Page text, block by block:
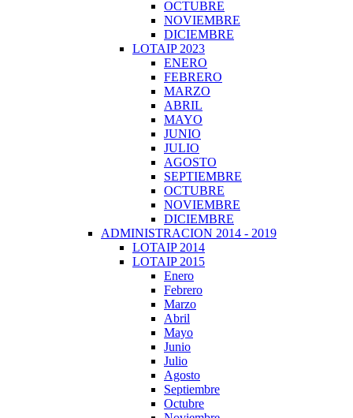
OCTUBRE
NOVIEMBRE
DICIEMBRE
LOTAIP 2023
ENERO
FEBRERO
MARZO
ABRIL
MAYO
JUNIO
JULIO
AGOSTO
SEPTIEMBRE
OCTUBRE
NOVIEMBRE
DICIEMBRE
ADMINISTRACION 2014 - 2019
LOTAIP 2014
LOTAIP 2015
Enero
Febrero
Marzo
Abril
Mayo
Junio
Julio
Agosto
Septiembre
Octubre